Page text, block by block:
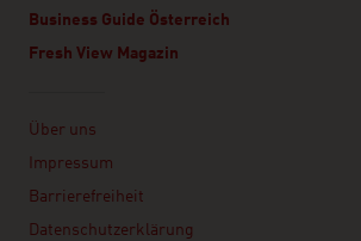
Business Guide Österreich
Fresh View Magazin
Über uns
Impressum
Barrierefreiheit
Datenschutzerklärung